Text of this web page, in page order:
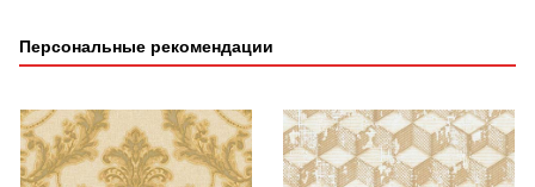
Персональные рекомендации